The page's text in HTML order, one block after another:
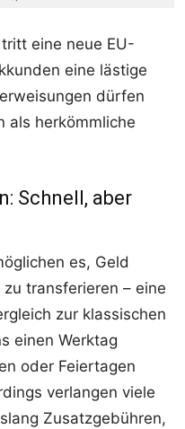
eine neue EU-
eine lästige
dürfen
als herkömmliche
Schnell, aber
es, Geld
transferieren – eine
zur klassischen
einen Werktag
oder Feiertagen
verlangen viele
Zusatzgebühren,